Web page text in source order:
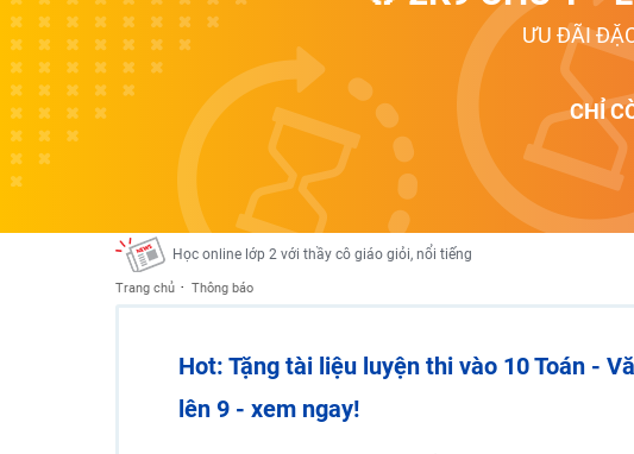
ƯU ĐÃI
CHỈ
Học online lớp 6 cùng thầy cô giỏi, nổi tiếng
Học online lớp 8 cùng thầy cô giáo giỏi
2K13! Bứt Phá Lớp 5 Năm Học 2023 - 2024
Học online lớp 4 cùng thầy cô giáo giỏi, nổi tiếng
Học online lớp 3 cùng thầy cô giáo giỏi, nổi tiếng
Học online lớp 2 với thầy cô giáo giỏi, nổi tiếng
2K6! Lộ Trình Sun 2024 - Ba bước luyện thi TN THPT - ĐH ít nhất 25 điểm
Khuyến Mãi Khoá Học 1K Chỉ Từ 11-13/09/2024
Đồng giá khóa học 499K - 399K (13/11-15/11)
Trang chủ Thông báo
Hot: Tặng tài liệu luyện thi vào 10 Toán -
lên 9 - xem ngay!